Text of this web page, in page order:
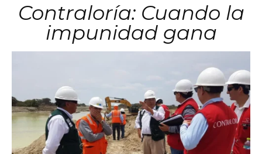
Contraloría: Cuando la
impunidad gana